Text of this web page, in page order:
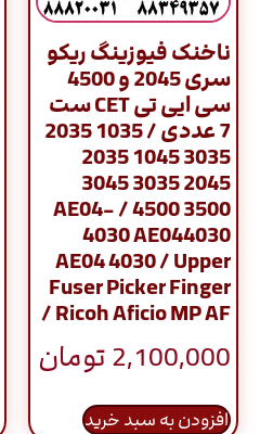
ناخنک فیوزینگ ریکو
سری 2045 و 4500
سی ایی تی CET ست
7 عددی / 1035 2035
3035 1045 2035
2045 3035 3045
3500 4500 / AE04-
4030 AE044030
AE04 4030 / Upper
Fuser Picker Finger
/ Ricoh Aficio MP AF
2,100,000تومان
افزودن به سبد خرید